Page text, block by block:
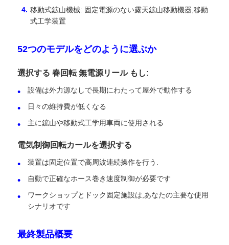
移動式鉱山機械: 固定電源のない露天鉱山移動機器,移動
式工学装置
52つのモデルをどのように選ぶか
選択する 春回転 無電源リール もし:
設備は外力源なしで長期にわたって屋外で動作する
日々の維持費が低くなる
主に鉱山や移動式工学用車両に使用される
電気制御回転カールを選択する
装置は固定位置で高周波連続操作を行う.
自動で正確なホース巻き速度制御が必要です
ワークショップとドック固定施設は,あなたの主要な使用
シナリオです
最終製品概要